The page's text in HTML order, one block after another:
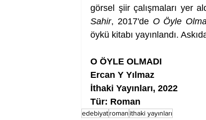
Sahir, 2017'de O Öyle
öykü kitabı yayınlandı.
O ÖYLE OLMADI
Ercan Y Yılmaz
İthaki Yayınları, 2022
Tür: Roman
edebiyatroman ithaki yayınları